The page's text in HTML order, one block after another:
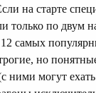
на старте
только по двум
12 самых
но
ними могут